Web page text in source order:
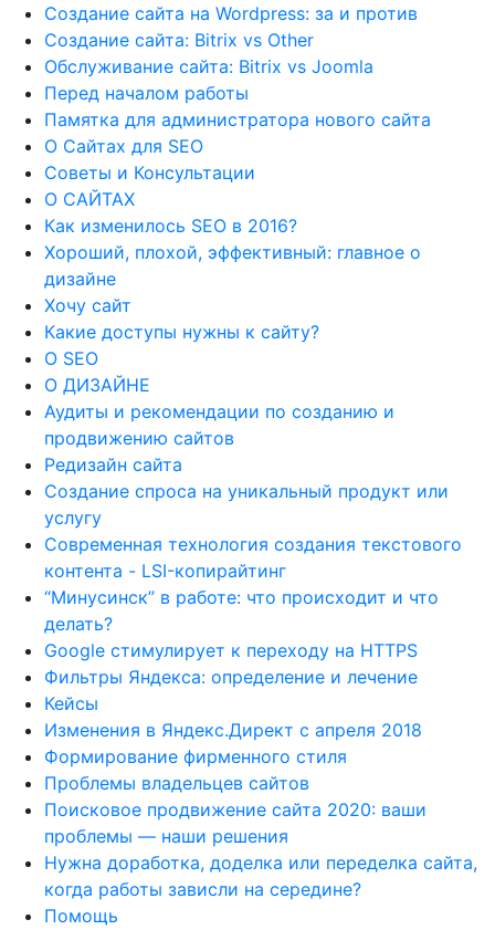
Создание сайта на Wordpress: за и против
Создание сайта: Bitrix vs Other
Обслуживание сайта: Bitrix vs Joomla
Перед началом работы
Памятка для администратора нового сайта
О Сайтах для SEO
Советы и Консультации
О САЙТАХ
Как изменилось SEO в 2016?
Хороший, плохой, эффективный: главное о
дизайне
Хочу сайт
Какие доступы нужны к сайту?
О SEO
О ДИЗАЙНЕ
Аудиты и рекомендации по созданию и
продвижению сайтов
Редизайн сайта
Создание спроса на уникальный продукт или
услугу
Современная технология создания текстового
контента - LSI-копирайтинг
“Минусинск” в работе: что происходит и что
делать?
Google стимулирует к переходу на HTTPS
Фильтры Яндекса: определение и лечение
Кейсы
Изменения в Яндекс.Директ с апреля 2018
Формирование фирменного стиля
Проблемы владельцев сайтов
Поисковое продвижение сайта 2020: ваши
проблемы — наши решения
Нужна доработка, доделка или переделка сайта,
когда работы зависли на середине?
Помощь